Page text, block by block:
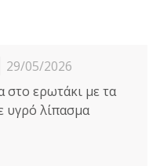
29/05/2026
στο ερωτάκι με τα
υγρό λίπασμα